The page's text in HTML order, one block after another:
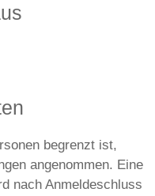
begrenzt ist,
angenommen. Eine
nach Anmeldeschluss